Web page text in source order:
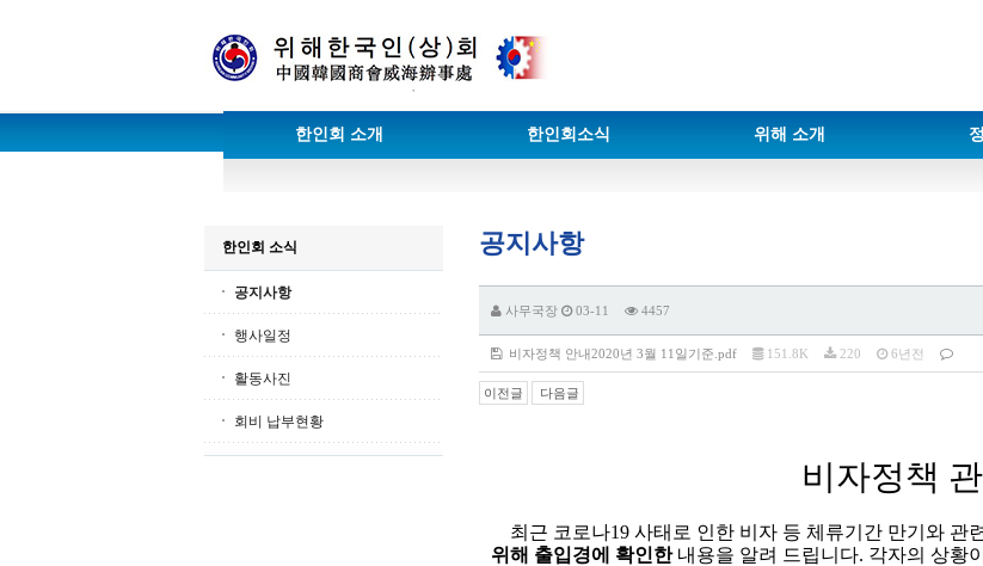
한인회 소개 한인회소식 위해 소개
한인회 소식
공지사항
행사일정
활동사진
회비 납부현황
공지사항
사무국장 03-11 4457
비자정책 안내2020년 3월 11일기준.pdf 151.8K 220 6년전
이전글 다음글
비자정책
최근 코로나19 사태로 인한 비자 등 체류기간 만기와 관
위해 출입경에 확인한 내용을 알려 드립니다. 각자의 상황